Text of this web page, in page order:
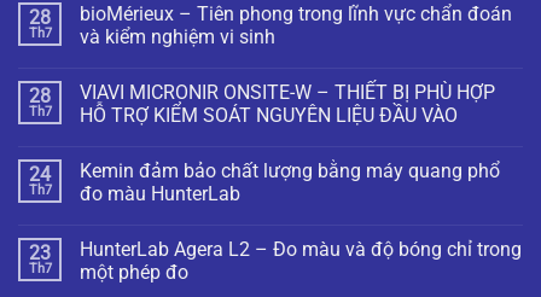
28
Th7
bioMérieux – Tiên phong trong lĩnh vực chẩn đoán
và kiểm nghiệm vi sinh
28
Th7
VIAVI MICRONIR ONSITE-W – THIẾT BỊ PHÙ HỢP
HỖ TRỢ KIỂM SOÁT NGUYÊN LIỆU ĐẦU VÀO
24
Th7
Kemin đảm bảo chất lượng bằng máy quang phổ
đo màu HunterLab
23
Th7
HunterLab Agera L2 – Đo màu và độ bóng chỉ trong
một phép đo